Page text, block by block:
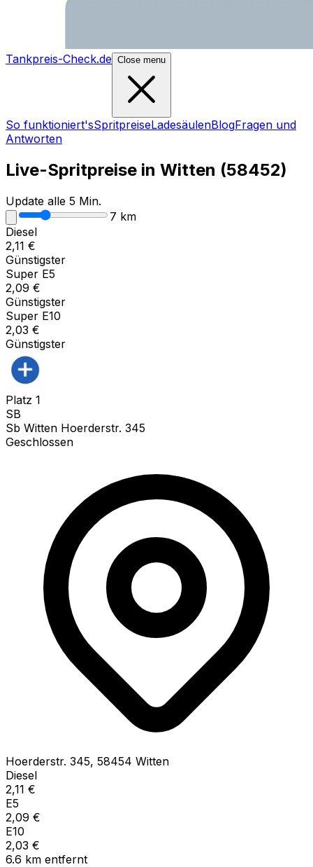
Tankpreis-Check.de Close menu
So funktioniert'sSpritpreiseLadesäulenBlogFragen und
Antworten
Live-Spritpreise in Witten (58452)
Update alle 5 Min.
7 km
Diesel
2,11 €
Günstigster
Super E5
2,09 €
Günstigster
Super E10
2,03 €
Günstigster
Platz 1
SB
Sb Witten Hoerderstr. 345
Geschlossen
Hoerderstr. 345, 58454 Witten
Diesel
2,11 €
E5
2,09 €
E10
2,03 €
6.6 km entfernt